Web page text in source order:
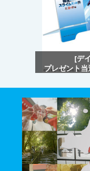
[デ
プレゼント